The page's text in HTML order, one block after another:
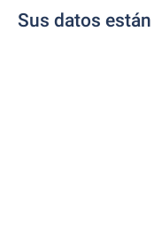
Sus datos